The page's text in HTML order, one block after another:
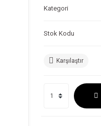
Kategori
Stok Kodu
Karşılaştır